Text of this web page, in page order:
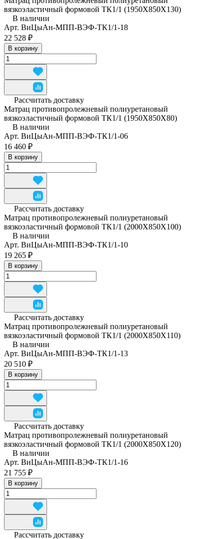
вязкоэластичный формовой ТК1/1 (1950Х850Х130)
В наличии
Арт. ВиЦыАн-МПП-ВЭФ-ТК1/1-18
22 528 ₽
В корзину
Рассчитать доставку
Матрац противопролежневый полиуретановый
вязкоэластичный формовой ТК1/1 (1950Х850Х80)
В наличии
Арт. ВиЦыАн-МПП-ВЭФ-ТК1/1-06
16 460 ₽
В корзину
Рассчитать доставку
Матрац противопролежневый полиуретановый
вязкоэластичный формовой ТК1/1 (2000Х850Х100)
В наличии
Арт. ВиЦыАн-МПП-ВЭФ-ТК1/1-10
19 265 ₽
В корзину
Рассчитать доставку
Матрац противопролежневый полиуретановый
вязкоэластичный формовой ТК1/1 (2000Х850Х110)
В наличии
Арт. ВиЦыАн-МПП-ВЭФ-ТК1/1-13
20 510 ₽
В корзину
Рассчитать доставку
Матрац противопролежневый полиуретановый
вязкоэластичный формовой ТК1/1 (2000Х850Х120)
В наличии
Арт. ВиЦыАн-МПП-ВЭФ-ТК1/1-16
21 755 ₽
В корзину
Рассчитать доставку